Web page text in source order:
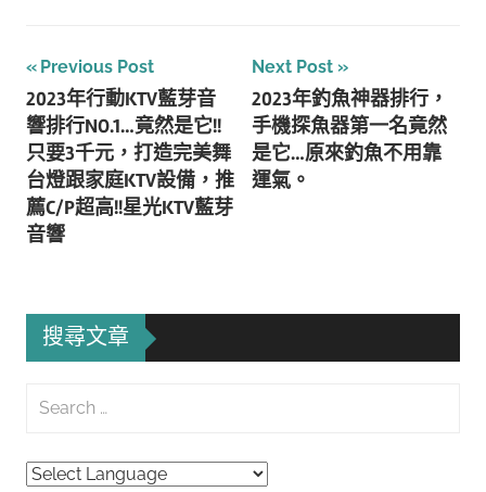
文
章
導
覽
Previous Post
2023年行動KTV藍芽音
響排行NO.1…竟然是它!!
只要3千元，打造完美舞
台燈跟家庭KTV設備，推
薦C/P超高!!星光KTV藍芽
音響
Next Post
2023年釣魚神器排行，
手機探魚器第一名竟然
是它…原來釣魚不用靠
運氣。
搜尋文章
Search